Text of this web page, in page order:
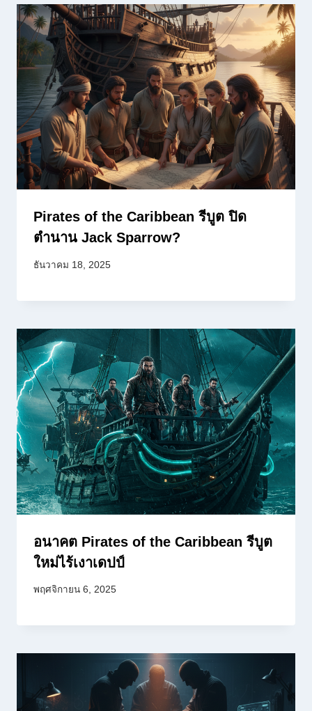
Pirates of the Caribbean รีบูต ปิด
ตำนาน Jack Sparrow?
ธันวาคม 18, 2025
อนาคต Pirates of the Caribbean รีบูต
ใหม่ไร้เงาเดปป์
พฤศจิกายน 6, 2025